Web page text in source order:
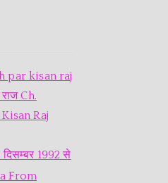
Ch.
Raj
दिसम्बर 1992 से
From